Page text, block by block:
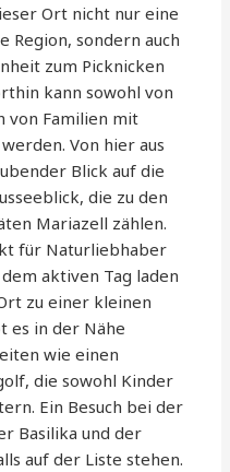
Ort nicht nur eine
Region, sondern auch
zum Picknicken
kann sowohl von
von Familien mit
Von hier aus
Blick auf die
die zu den
Mariazell zählen.
für Naturliebhaber
aktiven Tag laden
zu einer kleinen
es in der Nähe
wie einen
die sowohl Kinder
Ein Besuch bei der
Basilika und der
auf der Liste stehen.